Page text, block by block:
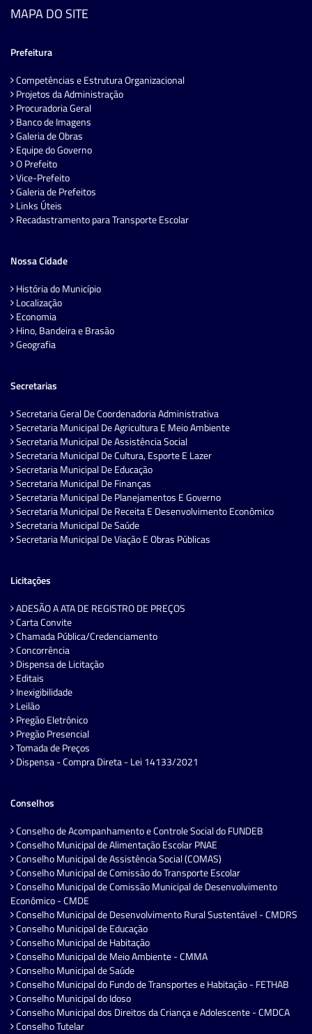
MAPA DO SITE
Prefeitura
Competências e Estrutura Organizacional
Projetos da Administração
Procuradoria Geral
Banco de Imagens
Galeria de Obras
Equipe do Governo
O Prefeito
Vice-Prefeito
Galeria de Prefeitos
Links Úteis
Recadastramento para Transporte Escolar
Nossa Cidade
História do Município
Localização
Economia
Hino, Bandeira e Brasão
Geografia
Secretarias
Secretaria Geral De Coordenadoria Administrativa
Secretaria Municipal De Agricultura E Meio Ambiente
Secretaria Municipal De Assistência Social
Secretaria Municipal De Cultura, Esporte E Lazer
Secretaria Municipal De Educação
Secretaria Municipal De Finanças
Secretaria Municipal De Planejamentos E Governo
Secretaria Municipal De Receita E Desenvolvimento Econômico
Secretaria Municipal De Saúde
Secretaria Municipal De Viação E Obras Públicas
Licitações
ADESÃO A ATA DE REGISTRO DE PREÇOS
Carta Convite
Chamada Pública/Credenciamento
Concorrência
Dispensa de Licitação
Editais
Inexigibilidade
Leilão
Pregão Eletrônico
Pregão Presencial
Tomada de Preços
Dispensa - Compra Direta - Lei 14133/2021
Conselhos
Conselho de Acompanhamento e Controle Social do FUNDEB
Conselho Municipal de Alimentação Escolar PNAE
Conselho Municipal de Assistência Social (COMAS)
Conselho Municipal de Comissão do Transporte Escolar
Conselho Municipal de Comissão Municipal de Desenvolvimento
Econômico - CMDE
Conselho Municipal de Desenvolvimento Rural Sustentável - CMDRS
Conselho Municipal de Educação
Conselho Municipal de Habitação
Conselho Municipal de Meio Ambiente - CMMA
Conselho Municipal de Saúde
Conselho Municipal do Fundo de Transportes e Habitação - FETHAB
Conselho Municipal do Idoso
Conselho Municipal dos Direitos da Criança e Adolescente - CMDCA
Conselho Tutelar